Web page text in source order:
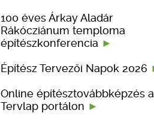
100 éves Árkay Aladár
Rákócziánum temploma
építészkonferencia
Építész Tervezői Napok 2026
Online építésztovábbképzés a
Tervlap portálon